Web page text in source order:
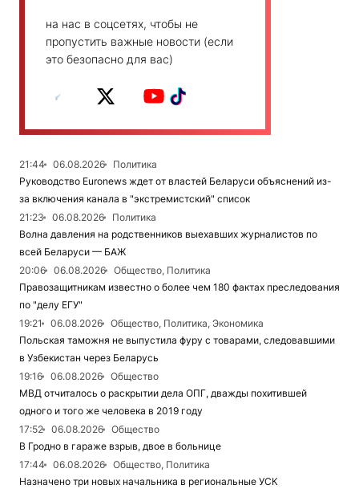
на нас в соцсетях, чтобы не
пропустить важные новости (если
это безопасно для вас)
21:44 06.08.2026
Политика
Руководство Euronews ждет от властей Беларуси объяснений из-
за включения канала в "экстремистский" список
21:23
06.08.2026
Политика
Волна давления на родственников выехавших журналистов по
всей Беларуси — БАЖ
20:06
06.08.2026
Общество, Политика
Правозащитникам известно о более чем 180 фактах преследования
по "делу ЕГУ"
19:21
06.08.2026
Общество, Политика, Экономика
Польская таможня не выпустила фуру с товарами, следовавшими
в Узбекистан через Беларусь
19:16
06.08.2026
Общество
МВД отчиталось о раскрытии дела ОПГ, дважды похитившей
одного и того же человека в 2019 году
17:52
06.08.2026
Общество
В Гродно в гараже взрыв, двое в больнице
17:44
06.08.2026
Общество, Политика
Назначено три новых начальника в региональные УСК